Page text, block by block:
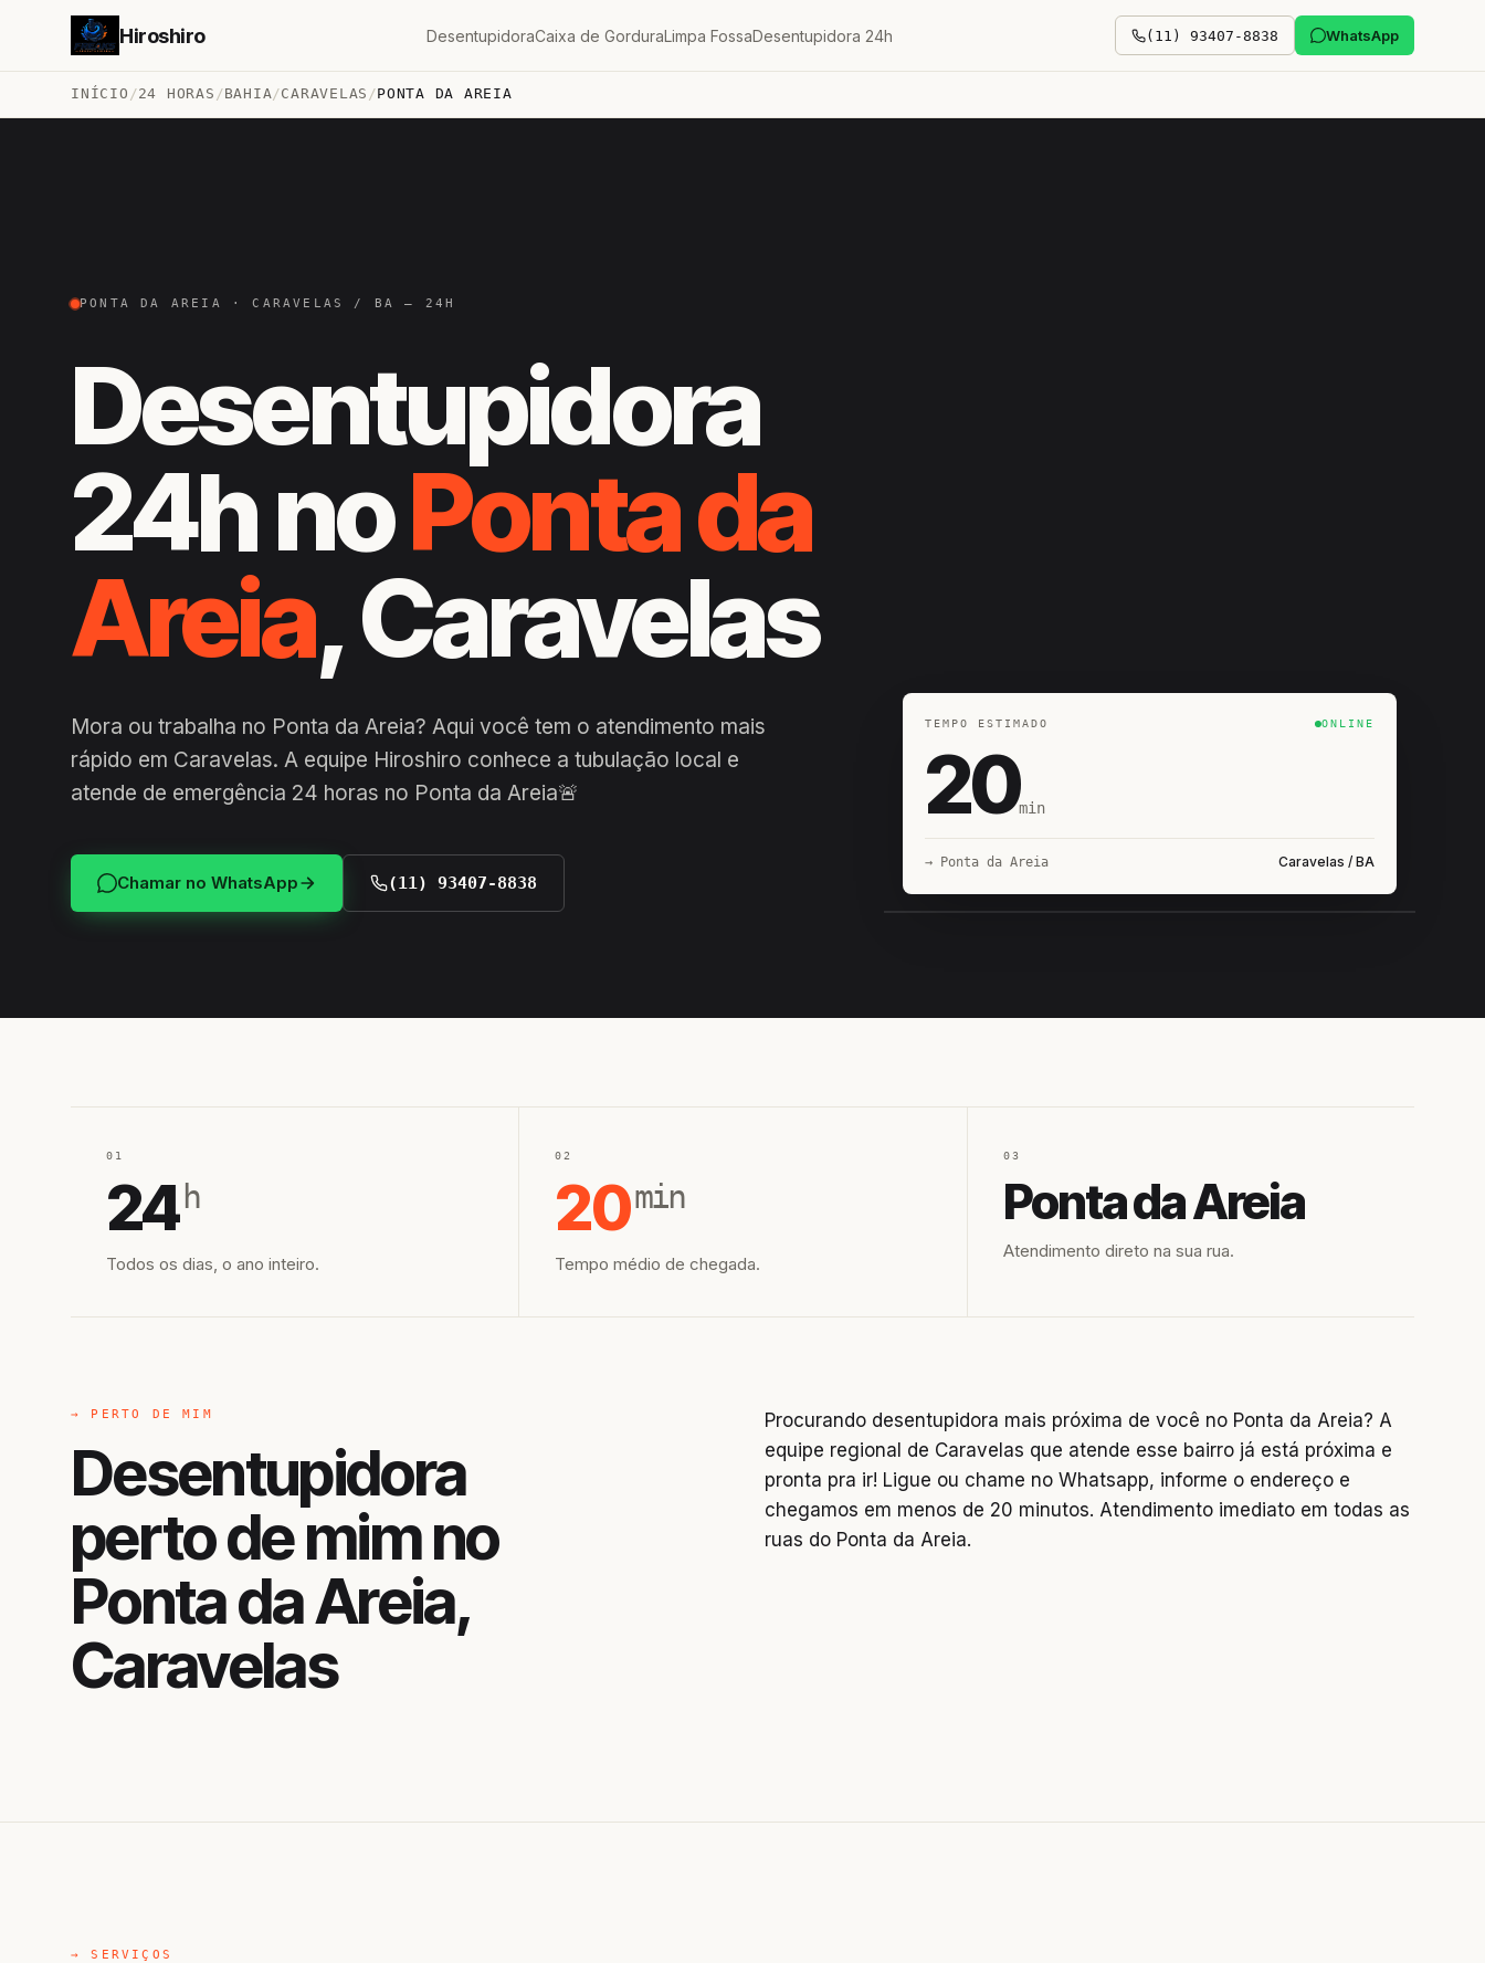
Hiroshiro DesentupidoraCaixa de GorduraLimpa FossaDesentupidora 24h (11) 93407-8838 WhatsApp
INÍCIO /24 HORAS /BAHIA/CARAVELAS /PONTA DA AREIA
PONTA DA AREIA · CARAVELAS / BA — 24H
Desentupidora
24h noPonta da
Areia, Caravelas
Mora ou trabalha no Ponta da Areia? Aqui você tem o atendimento mais
rápido em Caravelas. A equipe Hiroshiro conhece a tubulação local e
atende de emergência 24 horas no Ponta da Areia🚨
Chamar no WhatsApp (11) 93407-8838
TEMPO ESTIMADO ONLINE
20min
→ Ponta da Areia Caravelas / BA
01
24 h
Todos os dias, o ano inteiro.
02
20min
Tempo médio de chegada.
03
Ponta da Areia
Atendimento direto na sua rua.
→ PERTO DE MIM
Desentupidora
perto de mim no
Ponta da Areia,
Caravelas
Procurando desentupidora mais próxima de você no Ponta da Areia? A
equipe regional de Caravelas que atende esse bairro já está próxima e
pronta pra ir! Ligue ou chame no Whatsapp, informe o endereço e
chegamos em menos de 20 minutos. Atendimento imediato em todas as
ruas do Ponta da Areia.
→ SERVIÇOS